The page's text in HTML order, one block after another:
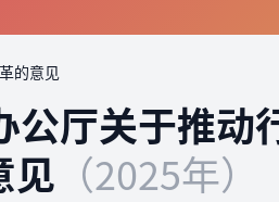
的意见
公厅关于推动
见 （2025年）